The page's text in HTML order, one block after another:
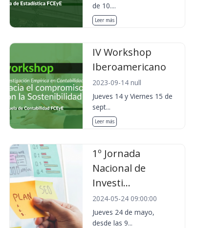
de 10....
Leer más
IV Workshop
Iberoamericano
2023-09-14 null
Jueves 14 y Viernes 15 de
sept...
Leer más
1º Jornada
Nacional de
Investi...
2024-05-24 09:00:00
Jueves 24 de mayo,
desde las 9...